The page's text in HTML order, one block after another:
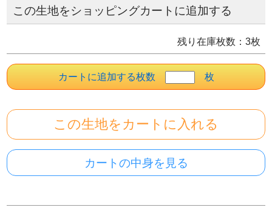
この生地をショッピングカートに追加する
残り在庫枚数：3枚
カートに追加する枚数 枚
この生地を カートに入れる
カートの中身を見る